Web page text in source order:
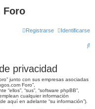
Foro
Identificarse
Registrarse
B
privacidad
junto con sus empresas asociadas
Foro”,
“sus”, “software phpBB”,
cualquier información
aquí en adelante “su información”).